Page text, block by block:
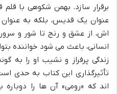
برقرار سازد. بهمن شکوهی با قلم
عنوان یک قدیس، بلکه به
اش، از عشق و رنج تا شور و
انسانی، باعث می شود خواننده
زندگی پرفراز و نشیب او را به
تأثیرگذاری این کتاب به حدی
اند که «رومی» آن ها را دوباره